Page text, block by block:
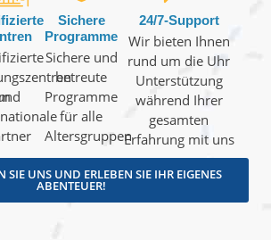
Sichere
Programme
Sichere und
betreute
Programme
für alle
Altersgruppen
24/7-Support
Wir bieten Ihnen
rund um die Uhr
Unterstützung
während Ihrer
gesamten
Erfahrung mit uns
SIE UNS UND ERLEBEN SIE IHR EIGENES
ABENTEUER!